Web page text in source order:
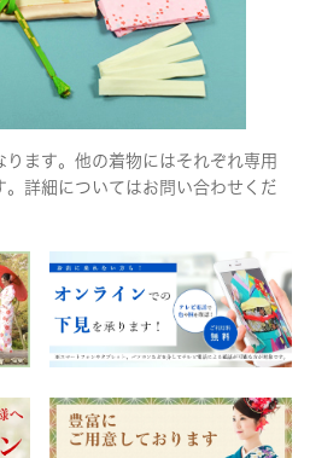
ます。他の着物にはそれぞれ専用
詳細についてはお問い合わせくだ